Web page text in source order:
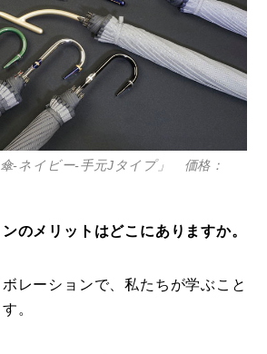
-ネイビー-手元Jタイプ」 価格：
のメリットはどこにありますか。
レーションで、私たちが学ぶこと
。